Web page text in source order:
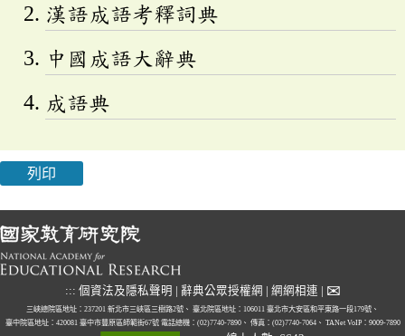
漢語成語考釋詞典
中國成語大辭典
成語典
列印
::: 個資法及隱私聲明 辭典公眾授權網 網網相連 ✉
三峽總院區地址：237201 新北市三峽區三樹路2號、 臺北院區地址：106011 臺北市大安區和平東路一段179號、
臺中院區地址：420081 臺中市豐原區師範街67號 電話總機：(02)7740-7890、 傳真：(02)7740-7064、 TANet VoIP：9009-7890